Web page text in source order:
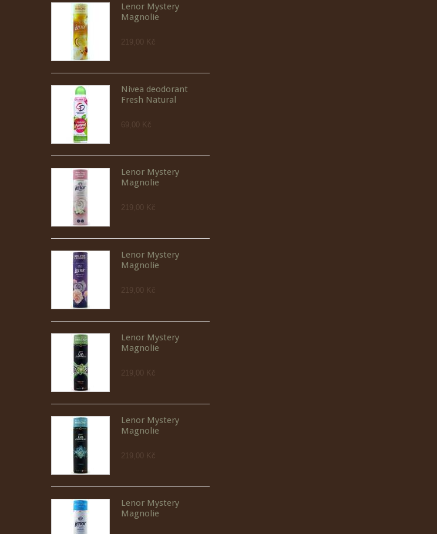
Lenor Mystery
Magnolie
219,00 Kč
Nivea deodorant
Fresh Natural
69,00 Kč
Lenor Mystery
Magnolie
219,00 Kč
Lenor Mystery
Magnolie
219,00 Kč
Lenor Mystery
Magnolie
219,00 Kč
Lenor Mystery
Magnolie
219,00 Kč
Lenor Mystery
Magnolie